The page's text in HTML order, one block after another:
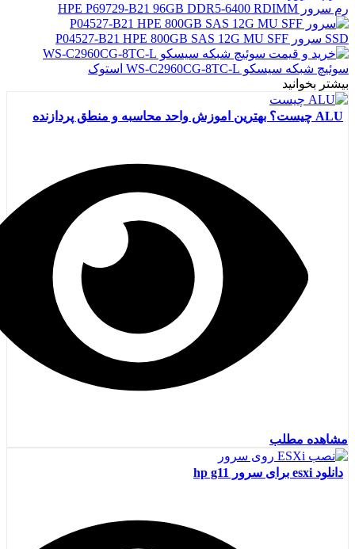
رم سرور HPE P69729-B21 96GB DDR5-6400 RDIMM
SSD سرور P04527-B21 HPE 800GB SAS 12G MU SFF
سوئیچ شبکه سیسکو WS-C2960CG-8TC-L استوک
بیشتر بخوانید
ALU چیست؟ بهترین اموزش واحد محاسبه و منطق پردازنده
مشاهده مطلب
دانلود esxi برای سرور hp g11